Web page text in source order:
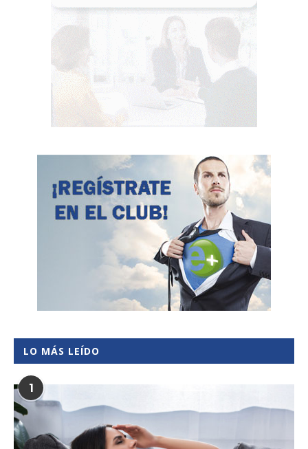
LO MÁS LEÍDO
1